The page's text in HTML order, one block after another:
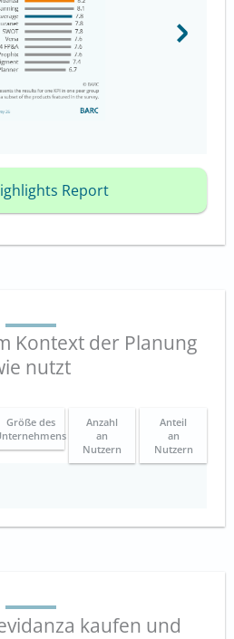
Report
Kontext der Planung
nutzt
Größe des
Anzahl
an
Nutzern
Anteil
an
Nutzern
kaufen und